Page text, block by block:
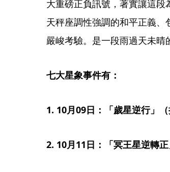
大重磅正負訊號，著實讓這段
天秤座調性強調的和平正義
嚴峻考驗。是一段雨過天未晴
七大星象事件有：
1. 10月09日：「歲星逆行」（
2. 10月11日：「冥王星逆轉正